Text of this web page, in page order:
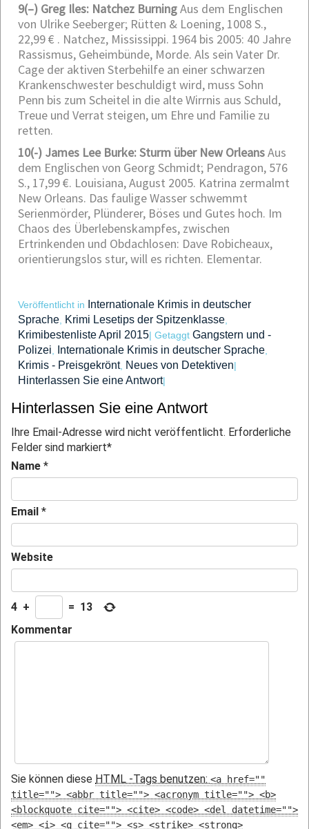
9(–) Greg Iles: Natchez BurningAus dem Englischen
von Ulrike Seeberger; Rütten & Loening, 1008 S.,
22,99 € . Natchez, Mississippi. 1964 bis 2005: 40 Jahre
Rassismus, Geheimbünde, Morde. Als sein Vater Dr.
Cage der aktiven Sterbehilfe an einer schwarzen
Krankenschwester beschuldigt wird, muss Sohn
Penn bis zum Scheitel in die alte Wirrnis aus Schuld,
Treue und Verrat steigen, um Ehre und Familie zu
retten.
10(-) James Lee Burke: Sturm über New OrleansAus
dem Englischen von Georg Schmidt; Pendragon, 576
S., 17,99 €. Louisiana, August 2005. Katrina zermalmt
New Orleans. Das faulige Wasser schwemmt
Serienmörder, Plünderer, Böses und Gutes hoch. Im
Chaos des Überlebenskampfes, zwischen
Ertrinkenden und Obdachlosen: Dave Robicheaux,
orientierungslos stur, will es richten. Elementar.
Veröffentlicht in
Internationale Krimis in deutscher
Sprache Krimi Lesetips der Spitzenklasse
Krimibestenliste April 2015| Getaggt Gangstern und -
Polizei
Internationale Krimis in deutscher Sprache
Krimis - Preisgekrönt, Neues von Detektiven|
Hinterlassen Sie eine Antwort|
Hinterlassen Sie eine Antwort
Ihre Email-Adresse wird nicht veröffentlicht. Erforderliche
Felder sind markiert*
Name *
Email *
Website
4 + = 13
Kommentar
Sie können diese HTML -Tags benutzen: <a href=""
title=""> <abbr title=""> <acronym title=""> <b>
<blockquote cite=""> <cite> <code> <del datetime="">
<em> <i> <q cite=""> <s> <strike> <strong>